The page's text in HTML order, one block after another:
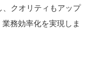
クオリティもアップ
務効率化を実現しま